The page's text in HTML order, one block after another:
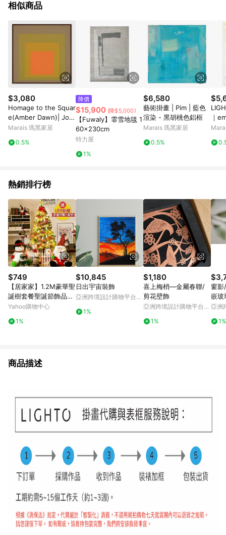
相似商品
$3,080
Homage to the Squar
e(Amber Dawn)| Jos
ef Albers - 楓木色鋁
Marais 瑪黑家居
0.5%
降價
$15,900 (降$5,000)
【Fuwaly】霏雪地毯 1
60x230cm
特力屋
1%
$6,580
藝術掛畫 | Pim | 藍色
渲染 - 黑胡桃色鋁框
Marais 瑪黑家居
0.5%
｜
原
熱銷排行榜
$749
【居家家】1.2M豪華聖
誕樹套餐聖誕節飾品耶
誕節裝飾品大型家用商
Yahoo購物中心
1%
$10,845
日出宇宙裝飾
亞洲跨境設計購物平台
1%
$1,180
喜上梅梢―金屬春聯/
剪花壁飾
亞洲跨境設計購物平台
1%
窗
嵌玻
亞洲
1%
商品描述